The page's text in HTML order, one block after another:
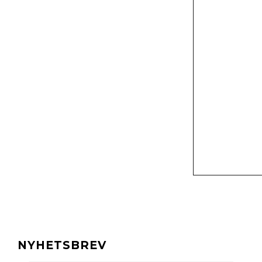
NYHETSBREV